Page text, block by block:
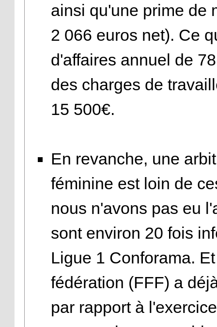
ainsi qu'une prime de
2 066 euros net). Ce
d'affaires annuel de
des charges de
15 500€.
En revanche, une
féminine est loin de
nous n'avons pas eu
sont environ 20 fois
Ligue 1 Conforama.
fédération (FFF) a
par rapport à